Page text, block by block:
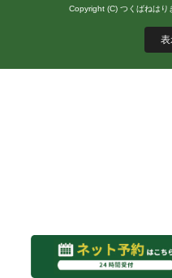
Copyright (C) つくばねはり
表